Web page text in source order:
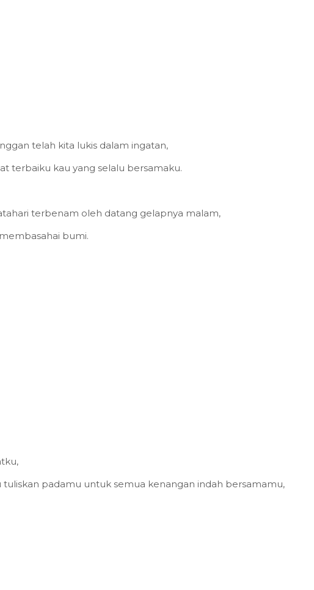
telah kita lukis dalam ingatan,
terbaiku kau yang selalu bersamaku.
terbenam oleh datang gelapnya malam,
bumi.
tuliskan padamu untuk semua kenangan indah bersamamu,